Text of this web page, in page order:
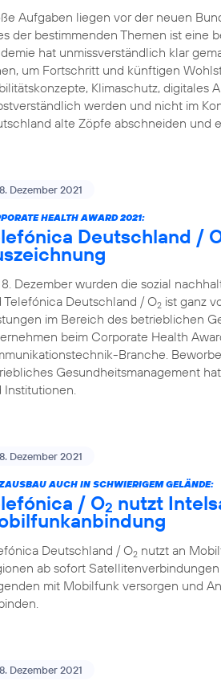
Aufgaben liegen vor der neuen
der bestimmenden Themen ist eine
hat unmissverständlich klar
um Fortschritt und künftigen
Klimaschutz, digitales
werden und nicht im
alte Zöpfe abschneiden und
Dezember 2021
HEALTH AWARD 2021:
Deutschland /
Dezember wurden die sozial
Telefónica Deutschland / O2 ist ganz
im Bereich des betrieblichen
beim Corporate Health
Branche.
Gesundheitsmanagement
Institutionen.
Dezember 2021
AUCH IN SCHWIERIGEM GELÄNDE:
/ O2 nutzt
Deutschland / O2 nutzt an
ab sofort
mit Mobilfunk versorgen und
Dezember 2021